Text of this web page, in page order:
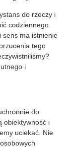
do rzeczy i
codziennego
sens ma istnienie
tego
i
do
obiektywność i
uciekać. Nie